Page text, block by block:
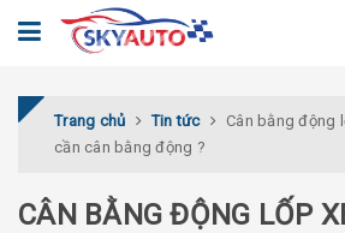
Trang chủ Tin tức
Cân bằng động
cần cân bằng động ?
CÂN BẰNG ĐỘNG LỐP